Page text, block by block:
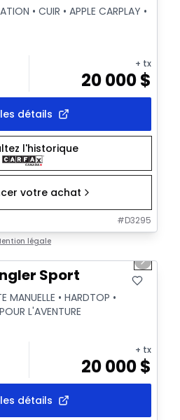
• CUIR • APPLE CARPLAY •
+ tx
20 000$
détails
l'historique
votre achat
#D3295
légale
Next
Sport
MANUELLE • HARDTOP •
L'AVENTURE
+ tx
20 000$
détails